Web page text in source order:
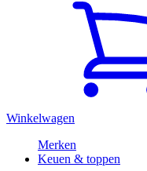
Winkelwagen
Merken
Keuen & toppen